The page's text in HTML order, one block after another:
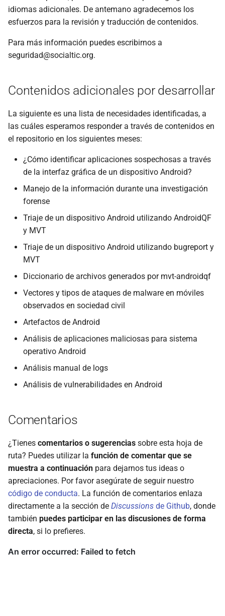
idiomas adicionales. De antemano agradecemos los
esfuerzos para la revisión y traducción de contenidos.
Para más información puedes escribirnos a
seguridad@socialtic.org.
Contenidos adicionales por desarrollar
La siguiente es una lista de necesidades identificadas, a
las cuáles esperamos responder a través de contenidos en
el repositorio en los siguientes meses:
¿Cómo identificar aplicaciones sospechosas a través
de la interfaz gráfica de un dispositivo Android?
Manejo de la información durante una investigación
forense
Triaje de un dispositivo Android utilizando AndroidQF
y MVT
Triaje de un dispositivo Android utilizando bugreport y
MVT
Diccionario de archivos generados por mvt-androidqf
Vectores y tipos de ataques de malware en móviles
observados en sociedad civil
Artefactos de Android
Análisis de aplicaciones maliciosas para sistema
operativo Android
Análisis manual de logs
Análisis de vulnerabilidades en Android
Comentarios
¿Tienes comentarios o sugerencias sobre esta hoja de
ruta? Puedes utilizar la función de comentar que se
muestra a continuación para dejarnos tus ideas o
apreciaciones. Por favor asegúrate de seguir nuestro
código de conducta. La función de comentarios enlaza
directamente a la sección de Discussions de Github, donde
también puedes participar en las discusiones de forma
directa, si lo prefieres.